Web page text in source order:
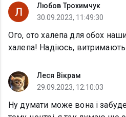
Любов Трохимчук
30.09.2023, 11:49:30
Ого, ото халепа для обох
халепа! Надіюсь,
Леся Вікрам
29.09.2023, 12:10:03
Ну думати може вона і